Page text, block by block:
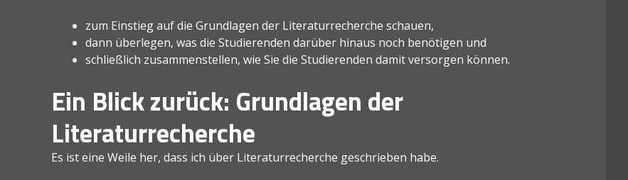
zum Einstieg auf die Grundlagen der Literaturrecherche schauen,
dann überlegen, was die Studierenden darüber hinaus noch benötigen und
schließlich zusammenstellen, wie Sie die Studierenden damit versorgen können.
Ein Blick zurück: Grundlagen der
Literaturrecherche
Es ist eine Weile her, dass ich über Literaturrecherche geschrieben habe.